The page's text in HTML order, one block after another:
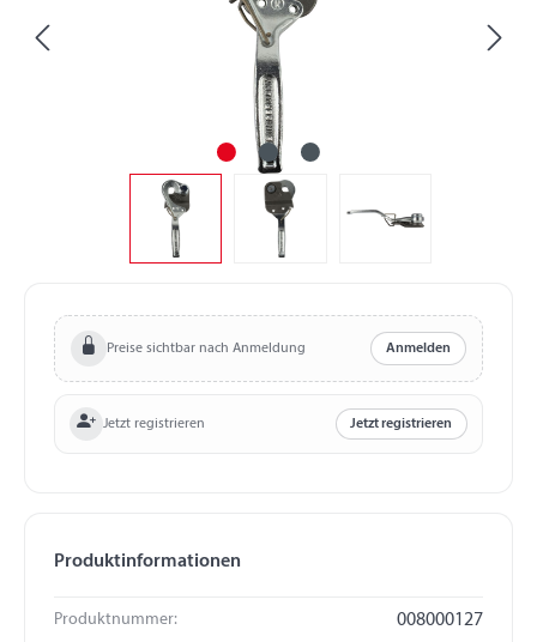
Preise sichtbar nach Anmeldung Anmelden
Jetzt registrieren Jetzt registrieren
Produktinformationen
Produktnummer: 008000127